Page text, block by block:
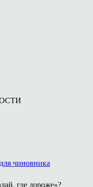
чиновника
где дороже»?